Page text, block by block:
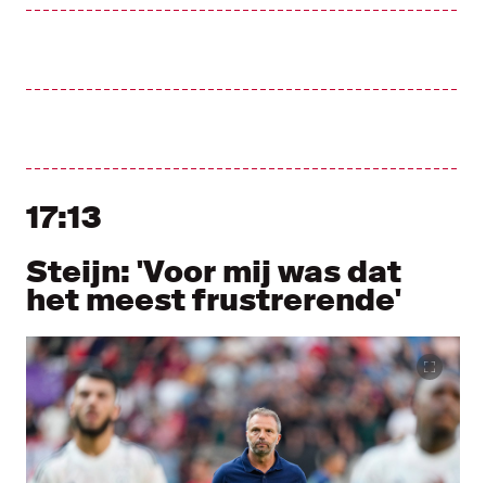
17:13
Steijn: 'Voor mij was dat
het meest frustrerende'